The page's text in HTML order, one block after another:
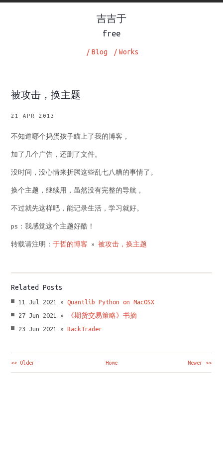
吉吉于
free
Blog
/ Works
/
被攻击，换主题
21 APR 2013
不知道哪个捣蛋孩子瞄上了我的博客，
加了几个广告，还删了文件。
没时间，没心情来折腾这些乱七八糟的事情了。
换个主题，继续用，虽然没有完整的导航，
不过就先这样吧，能记录生活，学习就好。
ps：我感觉这个主题好酷！
转载请注明：于哲的博客 »被攻击，换主题
Related Posts
11 Jul 2021 »
Quantlib Python on MacOSX
27 Jun 2021 »
《期货交易策略》书摘
23 Jun 2021 »
BackTrader
<< Older Home Newer >>